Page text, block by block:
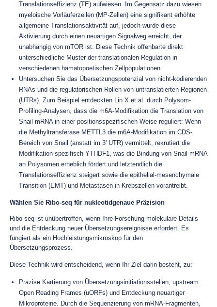
Translationseffizienz (TE) aufwiesen. Im Gegensatz dazu wiesen
myeloische Vorläuferzellen (MP-Zellen) eine signifikant erhöhte
allgemeine Translationsaktivität auf, jedoch wurde diese
Aktivierung durch einen neuartigen Signalweg erreicht, der
unabhängig von mTOR ist. Diese Technik offenbarte direkt
unterschiedliche Muster der translationalen Regulation in
verschiedenen hämatopoetischen Zellpopulationen.
Untersuchen Sie das Übersetzungspotenzial von nicht-kodierenden
RNAs und die regulatorischen Rollen von untranslatierten Regionen
(UTRs). Zum Beispiel entdeckten Lin X et al. durch Polysom-
Profiling-Analysen, dass die m6A-Modifikation die Translation von
Snail-mRNA in einer positionsspezifischen Weise reguliert: Wenn
die Methyltransferase METTL3 die m6A-Modifikation im CDS-
Bereich von Snail (anstatt im 3' UTR) vermittelt, rekrutiert die
Modifikation spezifisch YTHDF1, was die Bindung von Snail-mRNA
an Polysomen erheblich fördert und letztendlich die
Translationseffizienz steigert sowie die epithelial-mesenchymale
Transition (EMT) und Metastasen in Krebszellen vorantreibt.
Wählen Sie Ribo-seq für nukleotidgenaue Präzision
Ribo-seq ist unübertroffen, wenn Ihre Forschung molekulare Details
und die Entdeckung neuer Übersetzungsereignisse erfordert. Es
fungiert als ein Hochleistungsmikroskop für den
Übersetzungsprozess.
Diese Technik wird entscheidend, wenn Ihr Ziel darin besteht, zu:
Präzise Kartierung von Übersetzungsinitiationsstellen, upstream
Open Reading Frames (uORFs) und Entdeckung neuartiger
Mikroproteine. Durch die Sequenzierung von mRNA-Fragmenten,